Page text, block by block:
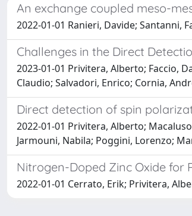
An exchange coupled meso-
2022-01-01 Ranieri, Davide; Santanni,
Challenges in the Direct
2023-01-01 Privitera, Alberto; Faccio,
Claudio; Salvadori, Enrico; Cornia,
Direct detection of spin
2022-01-01 Privitera, Alberto;
Jarmouni, Nabila; Poggini, Lorenzo;
Nitrogen-Doped Zinc Oxide for
2022-01-01 Cerrato, Erik; Privitera,